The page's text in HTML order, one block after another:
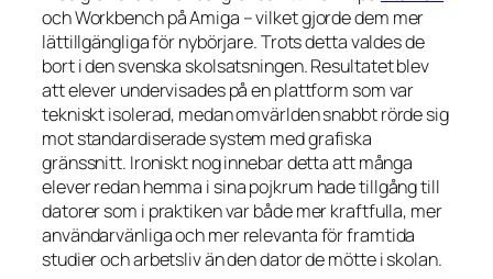
och Workbench på Amiga – vilket gjorde dem mer
lättillgängliga för nybörjare. Trots detta valdes de
bort i den svenska skolsatsningen. Resultatet blev
att elever undervisades på en plattform som var
tekniskt isolerad, medan omvärlden snabbt rörde sig
mot standardiserade system med grafiska
gränssnitt. Ironiskt nog innebar detta att många
elever redan hemma i sina pojkrum hade tillgång till
datorer som i praktiken var både mer kraftfulla, mer
användarvänliga och mer relevanta för framtida
studier och arbetsliv än den dator de mötte i skolan.